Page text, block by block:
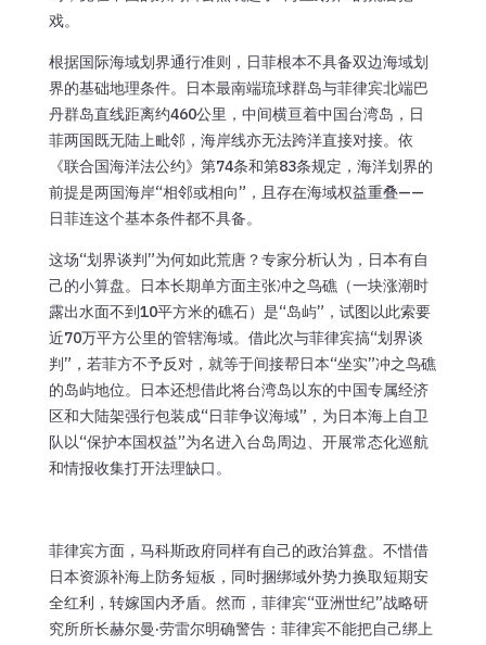
戏。
根据国际海域划界通行准则，日菲根本不具备双边海域划
界的基础地理条件。日本最南端琉球群岛与菲律宾北端巴
丹群岛直线距离约460公里，中间横亘着中国台湾岛，日
菲两国既无陆上毗邻，海岸线亦无法跨洋直接对接。依
《联合国海洋法公约》第74条和第83条规定，海洋划界的
前提是两国海岸“相邻或相向”，且存在海域权益重叠——
日菲连这个基本条件都不具备。
这场“划界谈判”为何如此荒唐？专家分析认为，日本有自
己的小算盘。日本长期单方面主张冲之鸟礁（一块涨潮时
露出水面不到10平方米的礁石）是“岛屿”，试图以此索要
近70万平方公里的管辖海域。借此次与菲律宾搞“划界谈
判”，若菲方不予反对，就等于间接帮日本“坐实”冲之鸟礁
的岛屿地位。日本还想借此将台湾岛以东的中国专属经济
区和大陆架强行包装成“日菲争议海域”，为日本海上自卫
队以“保护本国权益”为名进入台岛周边、开展常态化巡航
和情报收集打开法理缺口。
菲律宾方面，马科斯政府同样有自己的政治算盘。不惜借
日本资源补海上防务短板，同时捆绑域外势力换取短期安
全红利，转嫁国内矛盾。然而，菲律宾“亚洲世纪”战略研
究所所长赫尔曼·劳雷尔明确警告：菲律宾不能把自己绑上